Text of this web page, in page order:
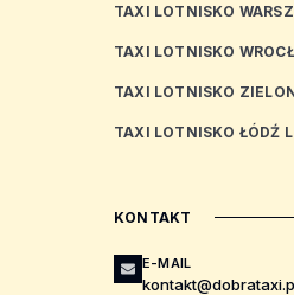
TAXI LOTNISKO
TAXI LOTNISKO
TAXI LOTNISKO
TAXI LOTNISKO ŁÓDŹ
KONTAKT
E-MAIL